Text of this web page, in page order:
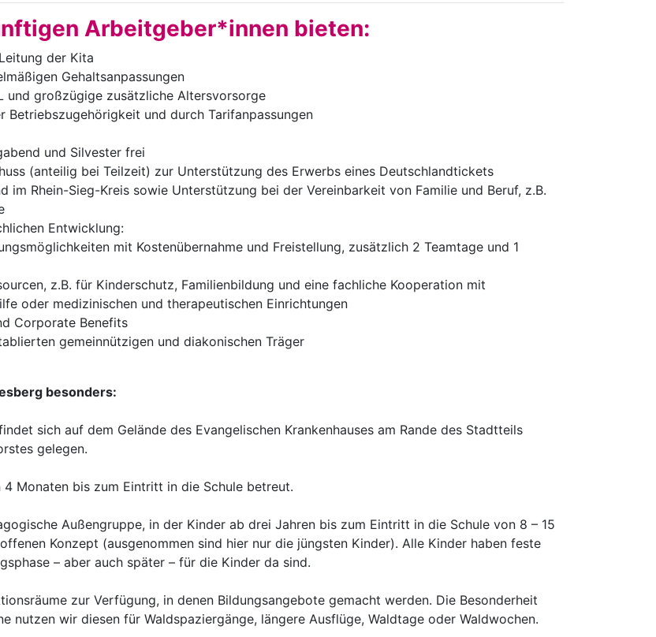
Arbeitgeber*innen bieten:
der Kita
Gehaltsanpassungen
und großzügige zusätzliche Altersvorsorge
Betriebszugehörigkeit und durch Tarifanpassungen
und Silvester frei
(anteilig bei Teilzeit) zur Unterstützung des Erwerbs eines Deutschlandtickets
im Rhein-Sieg-Kreis sowie Unterstützung bei der Vereinbarkeit von Familie und Beruf, z.B.
Entwicklung:
mit Kostenübernahme und Freistellung, zusätzlich 2 Teamtage und 1
z.B. für Kinderschutz, Familienbildung und eine fachliche Kooperation mit
oder medizinischen und therapeutischen Einrichtungen
Corporate Benefits
gemeinnützigen und diakonischen Träger
besonders:
sich auf dem Gelände des Evangelischen Krankenhauses am Rande des Stadtteils
gelegen.
Monaten bis zum Eintritt in die Schule betreut.
Außengruppe, in der Kinder ab drei Jahren bis zum Eintritt in die Schule von 8 – 15
Konzept (ausgenommen sind hier nur die jüngsten Kinder). Alle Kinder haben feste
– aber auch später – für die Kinder da sind.
zur Verfügung, in denen Bildungsangebote gemacht werden. Die Besonderheit
nutzen wir diesen für Waldspaziergänge, längere Ausflüge, Waldtage oder Waldwochen.